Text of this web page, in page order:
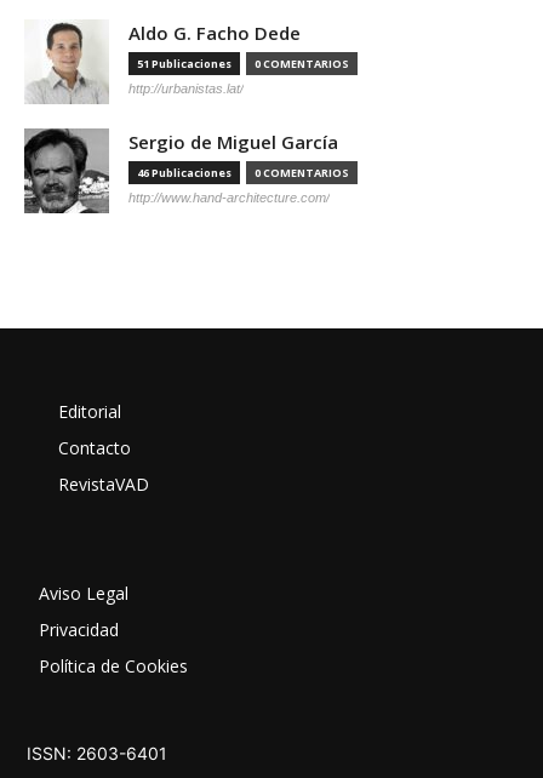
Aldo G. Facho Dede
51 Publicaciones 0 COMENTARIOS
http://urbanistas.lat/
Sergio de Miguel García
46 Publicaciones 0 COMENTARIOS
http://www.hand-architecture.com/
Editorial
Contacto
RevistaVAD
Aviso Legal
Privacidad
Política de Cookies
ISSN: 2603-6401